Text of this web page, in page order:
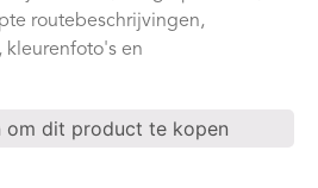
routebeschrijvingen,
kleurenfoto's en
om dit product te kopen